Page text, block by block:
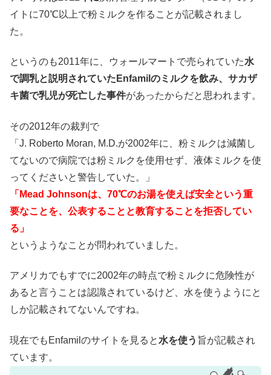
イトに70℃以上で粉ミルクを作ることが記載されまし
た。
というのも2011年に、ウォールマートで売られていた水
で調乳と説明されていたEnfamilのミルクを飲み、サカザ
キ菌で乳児が死亡した事件があったからだと思われます。
その2012年の裁判で
「J. Roberto Moran, M.D.が2002年に、粉ミルクは減菌し
てないので病院では粉ミルクを使用せず、液体ミルクを使
ってくださいと警告していた。」
「Mead Johnsonは、70℃のお湯を使えば安全という重
要なことを、公表することと教育することを拒否してい
る」
というようなことが問われていました。
アメリカでもすでに2002年の時点で粉ミルクに危険性が
あると言うことは認識されているけど、水を使うようにと
しか記載されてないんですね。
現在でもEnfamilのサイトを見ると 水を使う 旨が記載され
ています。